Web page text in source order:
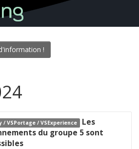
!
/ VSPortage / VSExperience
Les
du groupe 5 sont